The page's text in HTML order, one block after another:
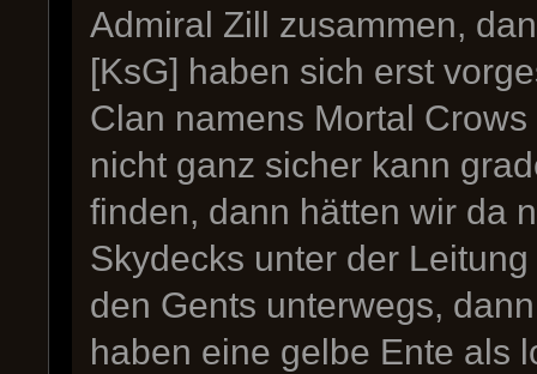
Admiral Zill zusammen,
[KsG] haben sich erst
Clan namens Mortal
nicht ganz sicher kann
finden, dann hätten wir da
Skydecks unter der
den Gents unterwegs,
haben eine gelbe Ente als